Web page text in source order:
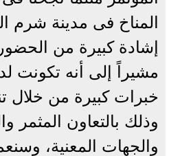
المناخ فى مدينة شرم
إشادة كبيرة من
مشيراً إلى أنه تكونت
خبرات كبيرة من خلال
وذلك بالتعاون المثمر
والجهات المعنية،